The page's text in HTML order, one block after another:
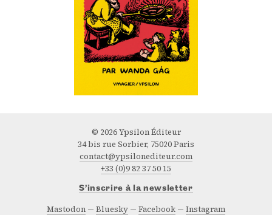
© 2026 Ypsilon Éditeur
34 bis rue Sorbier, 75020 Paris
contact@ypsilonediteur.com
+33 (0)9 82 37 50 15
S’inscrire à la newsletter
Mastodon Bluesky Facebook Instagram